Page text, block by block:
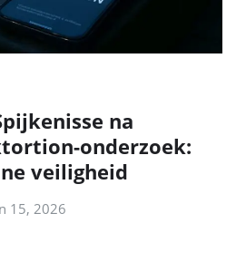
na
onderzoek:
veiligheid
15, 2026